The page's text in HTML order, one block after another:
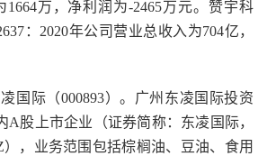
1664万，净利润为-2465万元。赞宇科
：2020年公司营业总收入为704亿，
国际（000893）。广州东凌国际投资
A股上市企业（证券简称：东凌国际，
），业务范围包括棕榈油、豆油、食用